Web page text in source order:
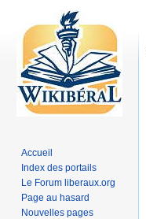
Accueil
Index des portails
Le Forum liberaux.org
Page au hasard
Nouvelles pages